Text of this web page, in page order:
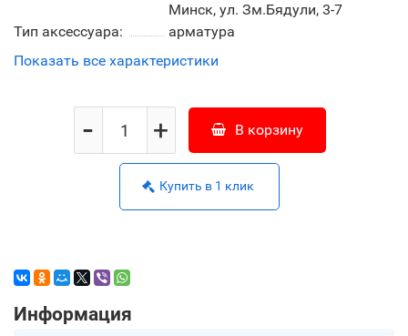
Минск, ул. Зм.Бядули, 3-7
Тип аксессуара:
арматура
Показать все характеристики
+
- В корзину
Купить в 1 клик
Информация